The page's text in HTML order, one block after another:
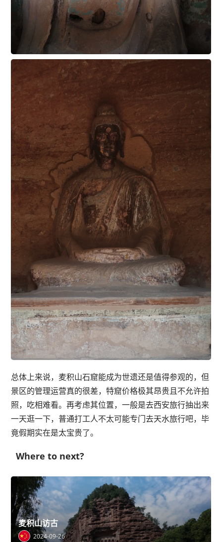
总体上来说，麦积山石窟能成为世遗还是值得参观的，但
景区的管理运营真的很差，特窟价格极其昂贵且不允许拍
照，吃相难看。再考虑其位置，一般是去西安旅行抽出来
一天逛一下，普通打工人不太可能专门去天水旅行吧，毕
竟假期实在是太宝贵了。
Where to next?
麦积山访古
2024-09-26